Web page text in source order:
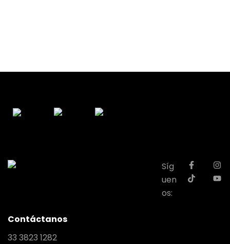
Síg
uen
os:
Contáctanos
33 3823 1282